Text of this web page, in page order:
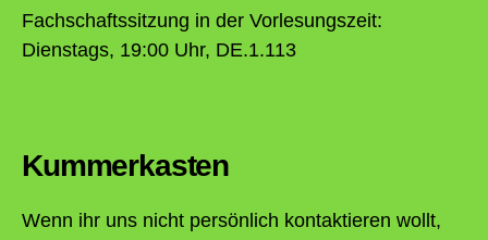
Fachschaftssitzung in der Vorlesungszeit:
Dienstags, 19:00 Uhr, DE.1.113
Kummerkasten
Wenn ihr uns nicht persönlich kontaktieren wollt,